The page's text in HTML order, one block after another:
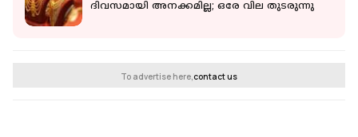
ദിവസമായി അനക്കമില്ല; ഒരേ വില തുടരുന്നു
To advertise here,contact us